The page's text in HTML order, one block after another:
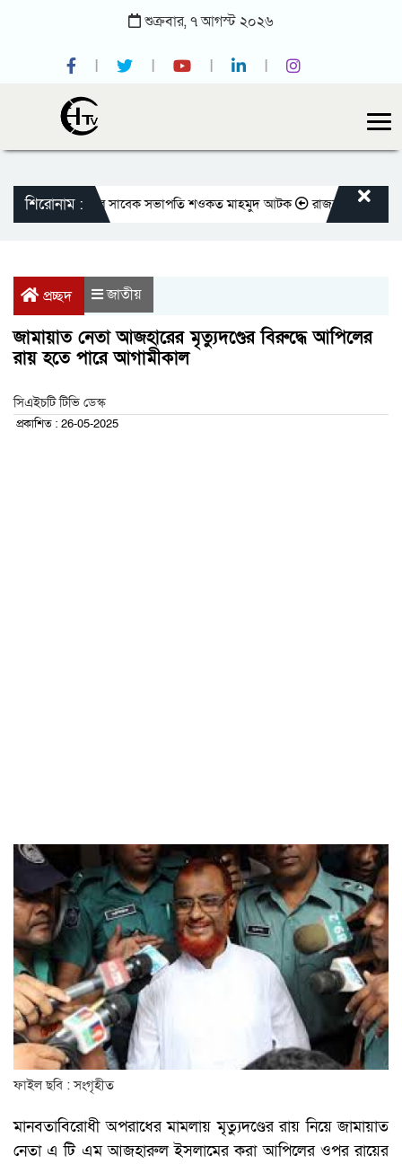
শুক্রবার,৭আগস্ট ২০২৬
শিরোনাম :
প্রেসক্লাবের সাবেক সভাপতি শওকত মাহমুদ আটক রাজবাড়ীতে বীর
প্রচ্ছদ জাতীয়
জামায়াত নেতা আজহারের মৃত্যুদণ্ডের বিরুদ্ধে আপিলের
রায় হতে পারে আগামীকাল
সিএইচটি টিভি ডেস্ক
প্রকাশিত : 26-05-2025
ফাইল ছবি : সংগৃহীত
মানবতাবিরোধী অপরাধের মামলায় মৃত্যুদণ্ডের রায় নিয়ে জামায়াত
নেতা এ টি এম আজহারুল ইসলামের করা আপিলের ওপর রায়ের